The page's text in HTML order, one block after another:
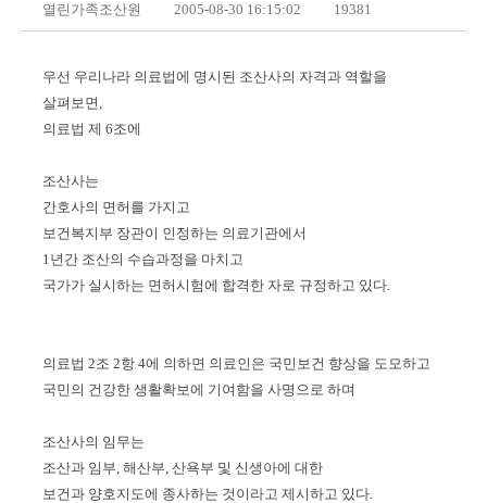
열린가족조산원 2005-08-30 16:15:02 19381
우선 우리나라 의료법에 명시된 조산사의 자격과 역할을
살펴보면,
의료법 제 6조에
조산사는
간호사의 면허를 가지고
보건복지부 장관이 인정하는 의료기관에서
1년간 조산의 수습과정을 마치고
국가가 실시하는 면허시험에 합격한 자로 규정하고 있다.
의료법 2조 2항 4에 의하면 의료인은 국민보건 향상을 도모하고
국민의 건강한 생활확보에 기여함을 사명으로 하며
조산사의 임무는
조산과 임부, 해산부, 산욕부 및 신생아에 대한
보건과 양호지도에 종사하는 것이라고 제시하고 있다.